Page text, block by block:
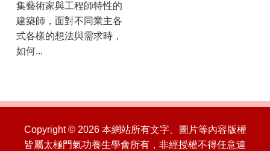
集藝術家與工程師特性的
建築師，面對不同業主各
式各樣的想法與需求時，
如何...
Copyright © 2026 本網站所有文字、圖片等內容版權
皆屬太極門氣功養生學會所有，非經授權不得任意連